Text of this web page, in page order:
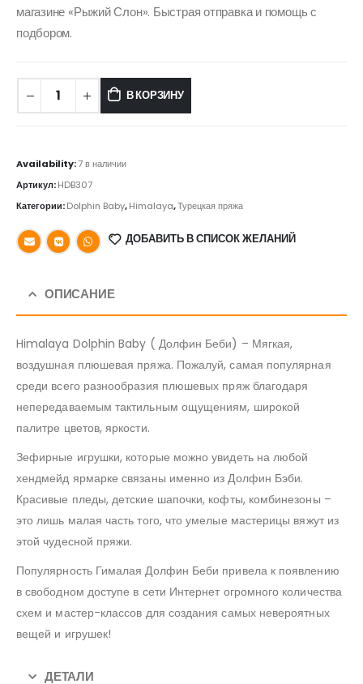
магазине «Рыжий Слон». Быстрая отправка и помощь с
подбором.
В КОРЗИНУ
Availability:7 в наличии
Артикул:HDB307
Категории:Dolphin Baby,Himalaya,Турецкая пряжа
ДОБАВИТЬ В СПИСОК ЖЕЛАНИЙ
ОПИСАНИЕ
Himalaya Dolphin Baby ( Долфин Беби) – Мягкая,
воздушная плюшевая пряжа. Пожалуй, самая популярная
среди всего разнообразия плюшевых пряж благодаря
непередаваемым тактильным ощущениям, широкой
палитре цветов, яркости.
Зефирные игрушки, которые можно увидеть на любой
хендмейд ярмарке связаны именно из Долфин Бэби.
Красивые пледы, детские шапочки, кофты, комбинезоны –
это лишь малая часть того, что умелые мастерицы вяжут из
этой чудесной пряжи.
Популярность Гималая Долфин Беби привела к появлению
в свободном доступе в сети Интернет огромного количества
схем и мастер-классов для создания самых невероятных
вещей и игрушек!
ДЕТАЛИ